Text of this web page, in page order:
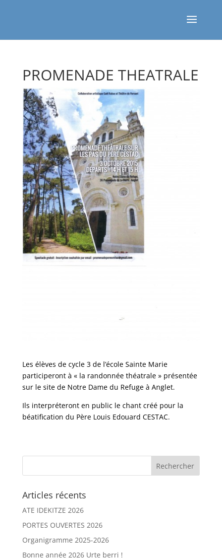
PROMENADE THEATRALE
Les élèves de cycle 3 de l’école Sainte Marie
participeront à « la randonnée théatrale » présentée
sur le site de Notre Dame du Refuge à Anglet.
Ils interpréteront en public le chant créé pour la
béatification du Père Louis Edouard CESTAC.
Articles récents
ATE IDEKITZE 2026
PORTES OUVERTES 2026
Organigramme 2025-2026
Bonne année 2026 Urte berri !